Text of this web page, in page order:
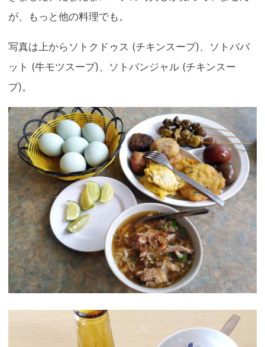
が、もっと他の料理でも。
写真は上からソトクドゥス (チキンスープ)、ソトババ
ット (牛モツスープ)、ソトバンジャル (チキンスー
プ)。